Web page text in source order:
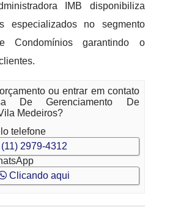
IMB disponibiliza
especializados no segmento
Condomínios garantindo o
ou entrar em contato
De Gerenciamento De
Medeiros?
telefone
(11) 2979-4312
Clicando aqui